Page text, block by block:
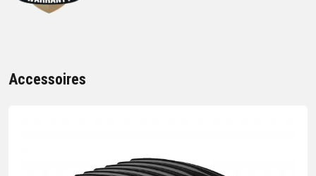
Accessoires